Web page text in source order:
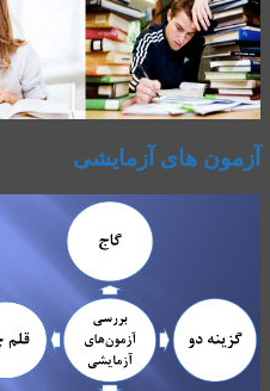
آزمون های آزمایشی